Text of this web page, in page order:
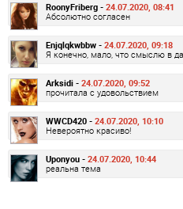
RoonyFriberg - 24.07.2020, 08:41
Абсолютно согласен
Enjqlqkwbbw - 24.07.2020, 09:18
Я конечно, мало, что смыслю в
Arksidi - 24.07.2020, 09:52
прочитала с удовольствием
WWCD420 - 24.07.2020, 10:10
Невероятно красиво!
Uponyou - 24.07.2020, 10:44
реальна тема